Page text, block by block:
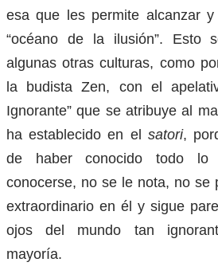
esa que les permite alcanzar
“océano de la ilusión”. Esto
algunas otras culturas, como
la budista Zen, con el
Ignorante” que se atribuye al
ha establecido en el satori,
de haber conocido todo lo
conocerse, no se le nota, no se
extraordinario en él y sigue
ojos del mundo tan
mayoría.